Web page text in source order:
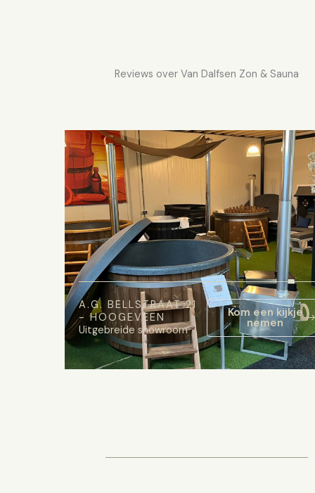
Reviews over Van Dalfsen Zon & Sauna
A.G. BELLSTRAAT 21
- HOOGEVEEN
Uitgebreide showroom
Kom een kijkje
nemen